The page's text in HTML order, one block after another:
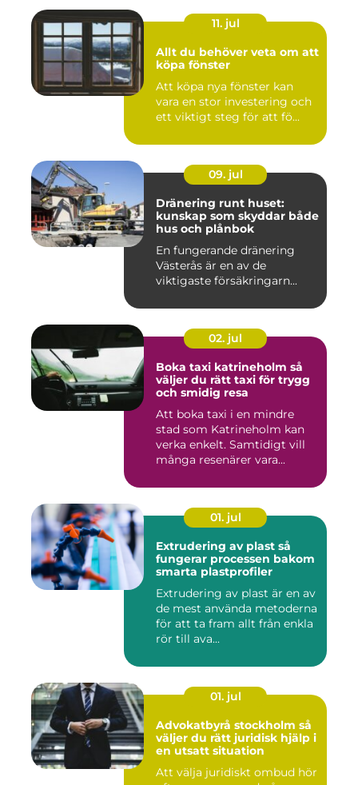
11. jul
Allt du behöver veta om att
köpa fönster
Att köpa nya fönster kan
vara en stor investering och
ett viktigt steg för att fö...
09. jul
Dränering runt huset:
kunskap som skyddar både
hus och plånbok
En fungerande dränering
Västerås är en av de
viktigaste försäkringarn...
02. jul
Boka taxi katrineholm så
väljer du rätt taxi för trygg
och smidig resa
Att boka taxi i en mindre
stad som Katrineholm kan
verka enkelt. Samtidigt vill
många resenärer vara...
01. jul
Extrudering av plast så
fungerar processen bakom
smarta plastprofiler
Extrudering av plast är en av
de mest använda metoderna
för att ta fram allt från enkla
rör till ava...
01. jul
Advokatbyrå stockholm så
väljer du rätt juridisk hjälp i
en utsatt situation
Att välja juridiskt ombud hör